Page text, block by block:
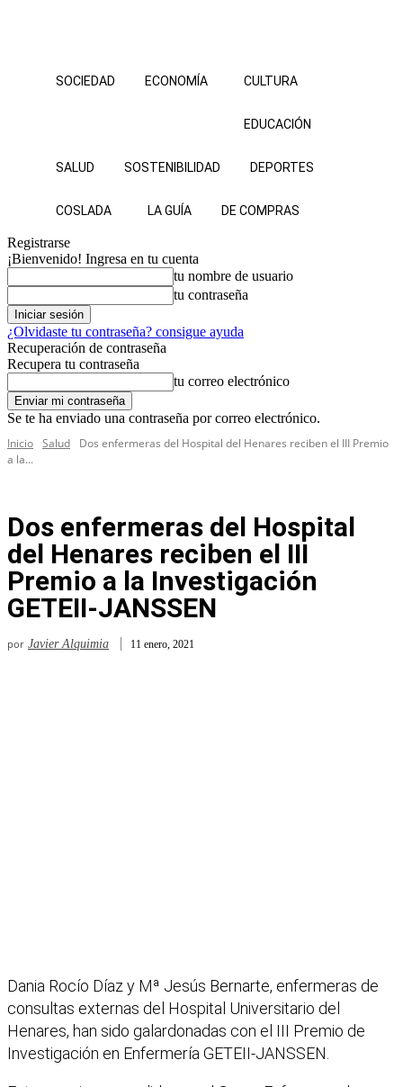
SOCIEDAD ECONOMÍA CULTURA
EDUCACIÓN
SALUD SOSTENIBILIDAD DEPORTES
COSLADA LA GUÍA DE COMPRAS
Registrarse
¡Bienvenido! Ingresa en tu cuenta
tu nombre de usuario
tu contraseña
¿Olvidaste tu contraseña? consigue ayuda
Recuperación de contraseña
Recupera tu contraseña
tu correo electrónico
Se te ha enviado una contraseña por correo electrónico.
Inicio Salud
Dos enfermeras del Hospital del Henares reciben el III Premio
a la...
Dos enfermeras del Hospital
del Henares reciben el III
Premio a la Investigación
GETEII-JANSSEN
por Javier Alquimia 11 enero, 2021
Dania Rocío Díaz y Mª Jesús Bernarte, enfermeras de
consultas externas del Hospital Universitario del
Henares, han sido galardonadas con el III Premio de
Investigación en Enfermería GETEII-JANSSEN.